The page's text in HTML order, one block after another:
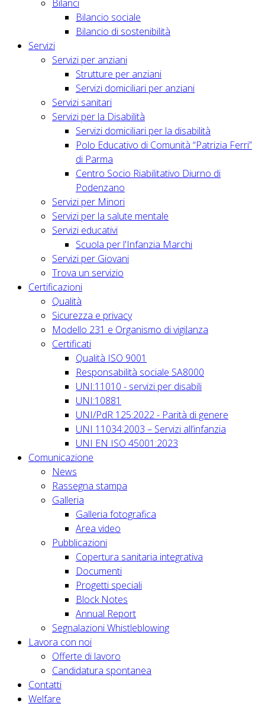
Bilanci
Bilancio sociale
Bilancio di sostenibilità
Servizi
Servizi per anziani
Strutture per anziani
Servizi domiciliari per anziani
Servizi sanitari
Servizi per la Disabilità
Servizi domiciliari per la disabilità
Polo Educativo di Comunità “Patrizia Ferri”
di Parma
Centro Socio Riabilitativo Diurno di
Podenzano
Servizi per Minori
Servizi per la salute mentale
Servizi educativi
Scuola per l'Infanzia Marchi
Servizi per Giovani
Trova un servizio
Certificazioni
Qualità
Sicurezza e privacy
Modello 231 e Organismo di vigilanza
Certificati
Qualità ISO 9001
Responsabilità sociale SA8000
UNI:11010 - servizi per disabili
UNI:10881
UNI/PdR 125:2022 - Parità di genere
UNI 11034:2003 – Servizi all’infanzia
UNI EN ISO 45001:2023
Comunicazione
News
Rassegna stampa
Galleria
Galleria fotografica
Area video
Pubblicazioni
Copertura sanitaria integrativa
Documenti
Progetti speciali
Block Notes
Annual Report
Segnalazioni Whistleblowing
Lavora con noi
Offerte di lavoro
Candidatura spontanea
Contatti
Welfare